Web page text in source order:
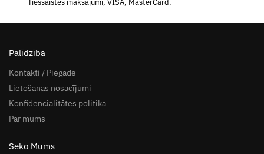
Tiešsaistes maksājumi, VISA, MasterCard.
Palīdzība
Kontakti / Piegāde
Lietošanas nosacījumi
Konfidencialitātes politika
Par mums
Seko Mums